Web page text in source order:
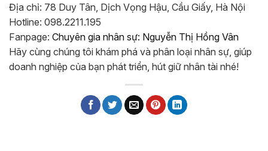
Địa chỉ: 78 Duy Tân, Dịch Vọng Hậu, Cầu Giấy, Hà Nội
Hotline: 098.2211.195
Fanpage: Chuyên gia nhân sự: Nguyễn Thị Hồng Vân
Hãy cùng chúng tôi khám phá và phân loại nhân sự, giúp
doanh nghiệp của bạn phát triển, hút giữ nhân tài nhé!